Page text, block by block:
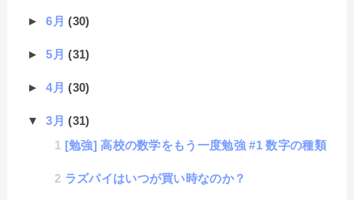
►6月(30)
►5月(31)
►4月(30)
▼3月(31)
[勉強] 高校の数学をもう一度勉強 #1 数字の種類
ラズパイはいつが買い時なのか？